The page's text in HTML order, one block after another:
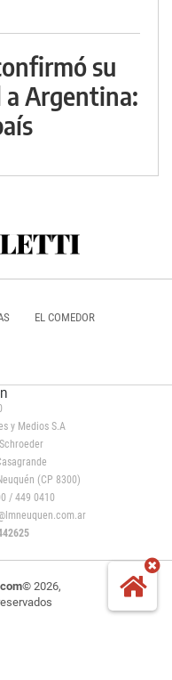
su
Argentina:
EL COMEDOR
y Medios S.A
(CP 8300)
/ 449 0410
© 2026,